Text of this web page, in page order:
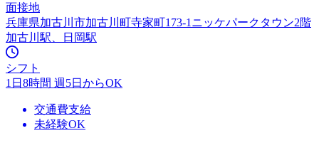
面接地
兵庫県加古川市加古川町寺家町173-1ニッケパークタウン2階
加古川駅、日岡駅
シフト
1日8時間 週5日からOK
交通費支給
未経験OK